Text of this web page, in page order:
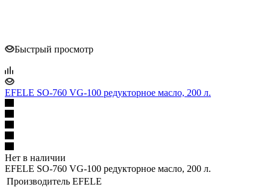
Быстрый просмотр
EFELE SO-760 VG-100 редукторное масло, 200 л.
Нет в наличии
EFELE SO-760 VG-100 редукторное масло, 200 л.
Производитель EFELE